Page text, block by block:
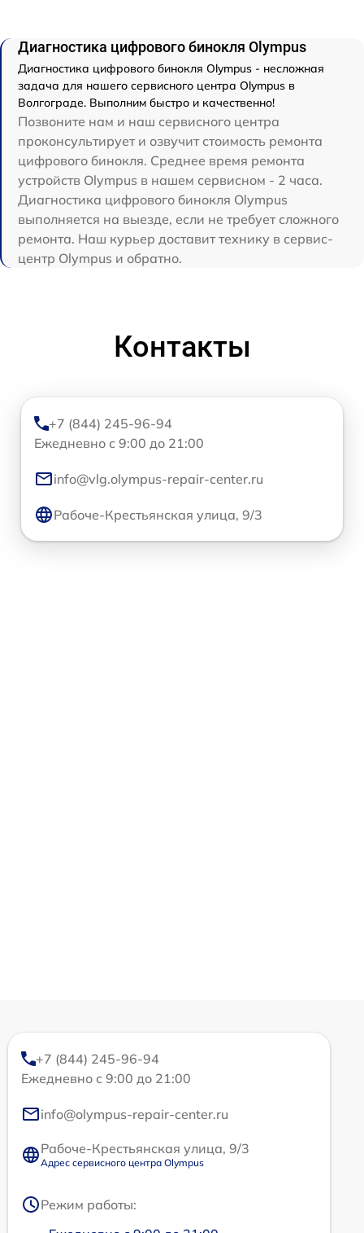
Диагностика цифрового бинокля Olympus
Диагностика цифрового бинокля Olympus - несложная
задача для нашего сервисного центра Olympus в
Волгограде. Выполним быстро и качественно!
Позвоните нам и наш сервисного центра
проконсультирует и озвучит стоимость ремонта
цифрового бинокля. Среднее время ремонта
устройств Olympus в нашем сервисном - 2 часа.
Диагностика цифрового бинокля Olympus
выполняется на выезде, если не требует сложного
ремонта. Наш курьер доставит технику в сервис-
центр Olympus и обратно.
Контакты
+7 (844) 245-96-94
Ежедневно с 9:00 до 21:00
info@vlg.olympus-repair-center.ru
Рабоче-Крестьянская улица, 9/3
+7 (844) 245-96-94
Ежедневно с 9:00 до 21:00
info@olympus-repair-center.ru
Рабоче-Крестьянская улица, 9/3
Адрес сервисного центра Olympus
Режим работы: